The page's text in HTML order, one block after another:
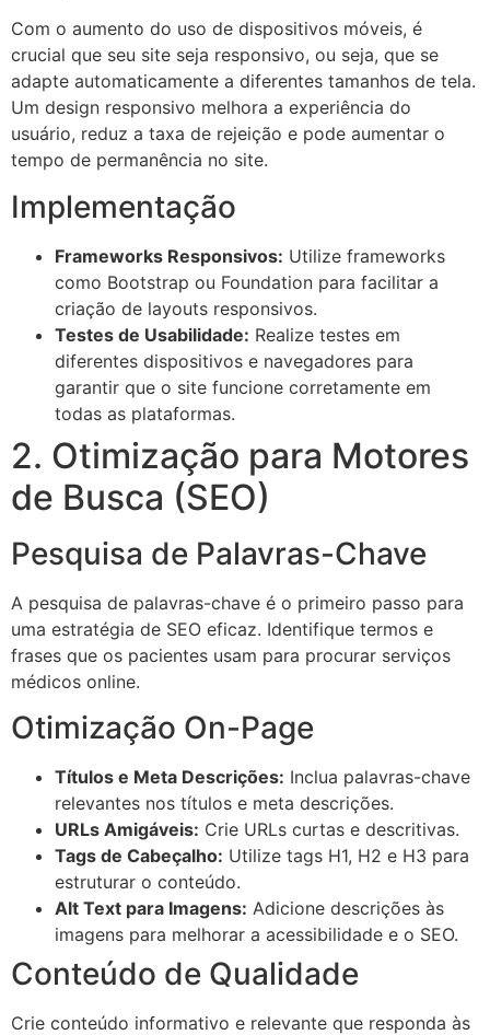
Com o aumento do uso de dispositivos móveis, é
crucial que seu site seja responsivo, ou seja, que se
adapte automaticamente a diferentes tamanhos de tela.
Um design responsivo melhora a experiência do
usuário, reduz a taxa de rejeição e pode aumentar o
tempo de permanência no site.
Implementação
Frameworks Responsivos: Utilize frameworks
como Bootstrap ou Foundation para facilitar a
criação de layouts responsivos.
Testes de Usabilidade: Realize testes em
diferentes dispositivos e navegadores para
garantir que o site funcione corretamente em
todas as plataformas.
2. Otimização para Motores
de Busca (SEO)
Pesquisa de Palavras-Chave
A pesquisa de palavras-chave é o primeiro passo para
uma estratégia de SEO eficaz. Identifique termos e
frases que os pacientes usam para procurar serviços
médicos online.
Otimização On-Page
Títulos e Meta Descrições: Inclua palavras-chave
relevantes nos títulos e meta descrições.
URLs Amigáveis: Crie URLs curtas e descritivas.
Tags de Cabeçalho: Utilize tags H1, H2 e H3 para
estruturar o conteúdo.
Alt Text para Imagens: Adicione descrições às
imagens para melhorar a acessibilidade e o SEO.
Conteúdo de Qualidade
Crie conteúdo informativo e relevante que responda às